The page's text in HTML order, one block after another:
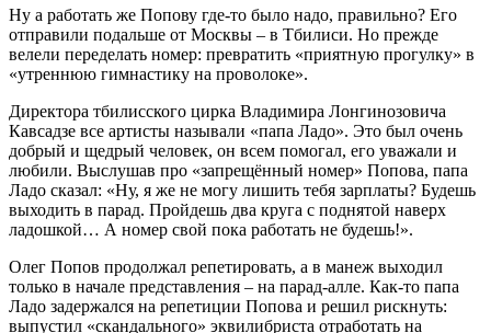
Ну а работать же Попову где-то было надо, правильно? Его
отправили подальше от Москвы – в Тбилиси. Но прежде
велели переделать номер: превратить «приятную прогулку» в
«утреннюю гимнастику на проволоке».
Директора тбилисского цирка Владимира Лонгинозовича
Кавсадзе все артисты называли «папа Ладо». Это был очень
добрый и щедрый человек, он всем помогал, его уважали и
любили. Выслушав про «запрещённый номер» Попова, папа
Ладо сказал: «Ну, я же не могу лишить тебя зарплаты? Будешь
выходить в парад. Пройдешь два круга с поднятой наверх
ладошкой… А номер свой пока работать не будешь!».
Олег Попов продолжал репетировать, а в манеж выходил
только в начале представления – на парад-алле. Как-то папа
Ладо задержался на репетиции Попова и решил рискнуть:
выпустил «скандального» эквилибриста отработать на